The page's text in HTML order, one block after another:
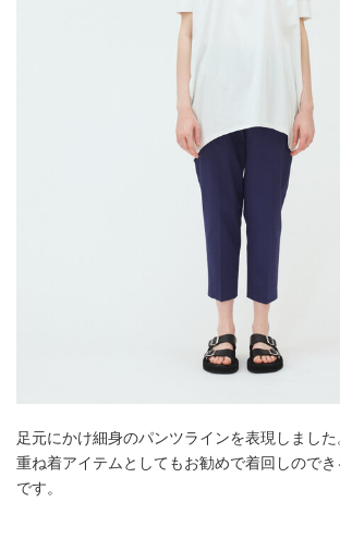
足元にかけ細身のパンツラインを表現しました
重ね着アイテムとしてもお勧めで着回しので
です。